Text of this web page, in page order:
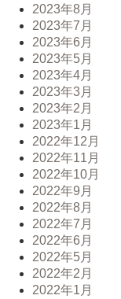
2023年8月
2023年7月
2023年6月
2023年5月
2023年4月
2023年3月
2023年2月
2023年1月
2022年12月
2022年11月
2022年10月
2022年9月
2022年8月
2022年7月
2022年6月
2022年5月
2022年2月
2022年1月